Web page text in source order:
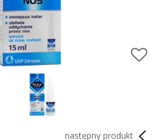
następny produkt